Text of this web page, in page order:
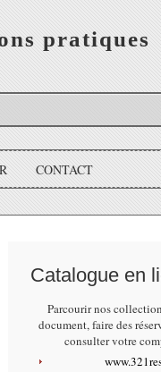
pratiques
CONTACT
Catalogue en
Parcourir nos
document, faire des
consulter votre